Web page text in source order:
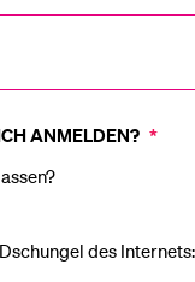
ANMELDEN? *
des